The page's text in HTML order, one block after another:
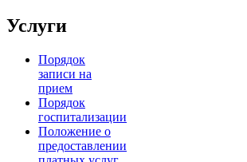
Услуги
Порядок
записи на
прием
Порядок
госпитализации
Положение о
предоставлении